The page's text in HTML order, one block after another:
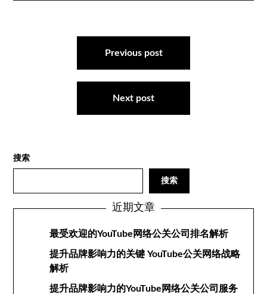
Previous post
Next post
搜索
搜索
近期文章
最受欢迎的YouTube网络公关公司排名解析
提升品牌影响力的关键 YouTube公关网络战略
解析
提升品牌影响力的YouTube网络公关公司服务